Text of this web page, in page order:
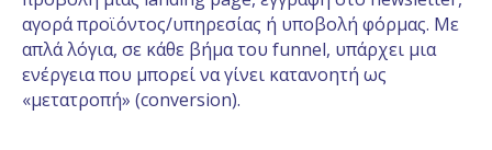
αγορά προϊόντος/υπηρεσίας ή υποβολή φόρμας. Με
απλά λόγια, σε κάθε βήμα του funnel, υπάρχει μια
ενέργεια που μπορεί να γίνει κατανοητή ως
«μετατροπή» (conversion).